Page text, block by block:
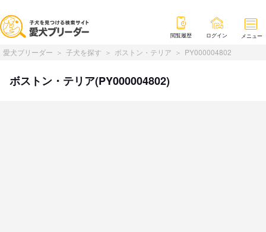
閲覧履歴 ログイン メニュー
愛犬ブリーダー 子犬を探す ボストン・テリア PY000004802
ボストン・テリア(PY000004802)